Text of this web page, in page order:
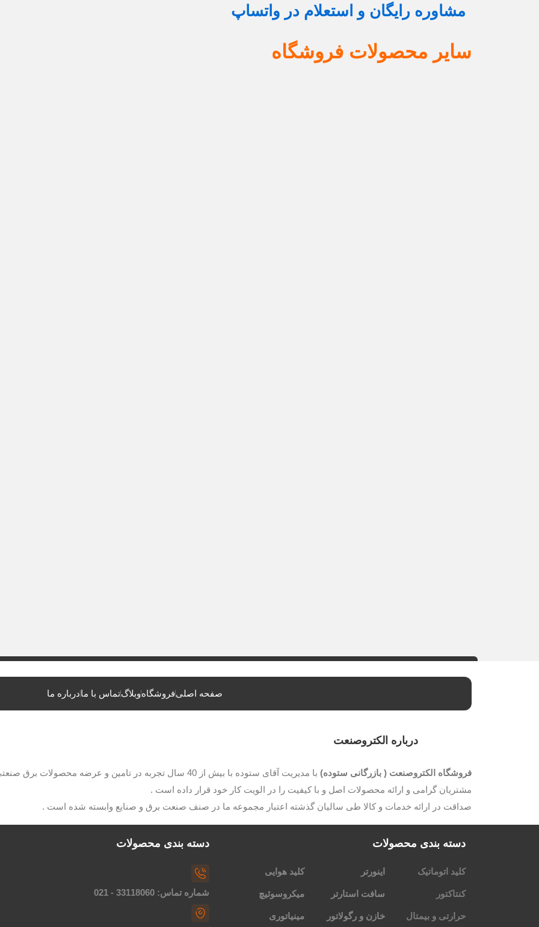
مشاوره رایگان و استعلام در واتساپ
سایر محصولات فروشگاه
صفحه اصلیفروشگاهوبلاگتماس با مادرباره ما
درباره الکتروصنعت
فروشگاه الکتروصنعت ( بازرگانی ستوده)
با مدیریت آقای ستوده با بیش از 40 سال تجربه در تامین و
مشتریان گرامی و ارائه محصولات اصل و با کیفیت را در الویت کار خود قرار داده است .
صداقت در ارائه خدمات و کالا طی سالیان گذشته اعتبار مجموعه ما در صنف صنعت برق و صنایع وابسته شده است .
دسته بندی محصولات
کلید اتوماتیک
کنتاکتور
حرارتی و بیمتال
اینورتر
سافت استارتر
خازن و رگولاتور
کلید هوایی
میکروسوئیچ
مینیاتوری
دسته بندی محصولات
شماره تماس: 33118060 - 021